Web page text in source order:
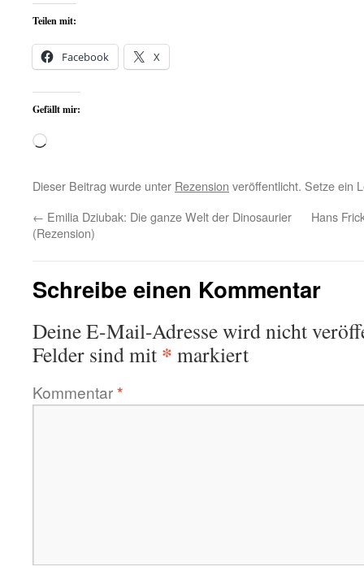
Teilen mit:
Facebook X
Gefällt mir:
Wird
Dieser Beitrag wurde unter Rezension veröffentlicht. Setze ein
← Emilia Dziubak: Die ganze Welt der Dinosaurier
(Rezension)
Hans
Schreibe einen Kommentar
Deine E-Mail-Adresse wird nicht
Felder sind mit * markiert
Kommentar*